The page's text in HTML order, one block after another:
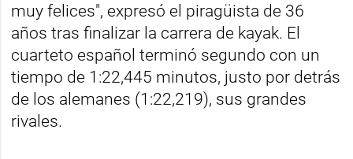
muy felices", expresó el piragüista de 36
años tras finalizar la carrera de kayak. El
cuarteto español terminó segundo con un
tiempo de 1:22,445 minutos, justo por detrás
de los alemanes (1:22,219), sus grandes
rivales.